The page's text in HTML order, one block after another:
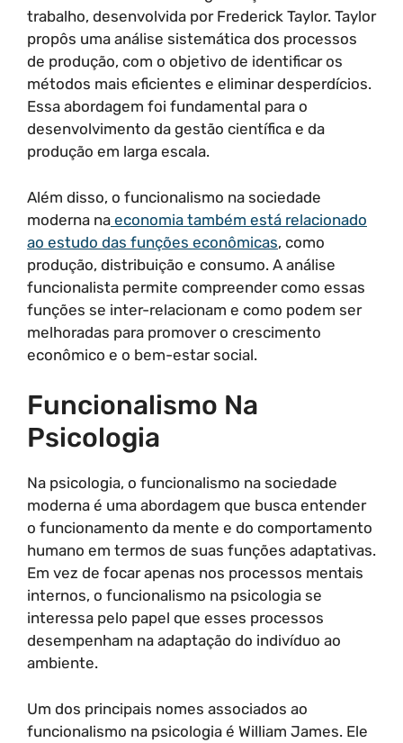
trabalho, desenvolvida por Frederick Taylor. Taylor
propôs uma análise sistemática dos processos
de produção, com o objetivo de identificar os
métodos mais eficientes e eliminar desperdícios.
Essa abordagem foi fundamental para o
desenvolvimento da gestão científica e da
produção em larga escala.
Além disso, o funcionalismo na sociedade
moderna na economia também está relacionado
ao estudo das funções econômicas, como
produção, distribuição e consumo. A análise
funcionalista permite compreender como essas
funções se inter-relacionam e como podem ser
melhoradas para promover o crescimento
econômico e o bem-estar social.
Funcionalismo Na
Psicologia
Na psicologia, o funcionalismo na sociedade
moderna é uma abordagem que busca entender
o funcionamento da mente e do comportamento
humano em termos de suas funções adaptativas.
Em vez de focar apenas nos processos mentais
internos, o funcionalismo na psicologia se
interessa pelo papel que esses processos
desempenham na adaptação do indivíduo ao
ambiente.
Um dos principais nomes associados ao
funcionalismo na psicologia é William James. Ele